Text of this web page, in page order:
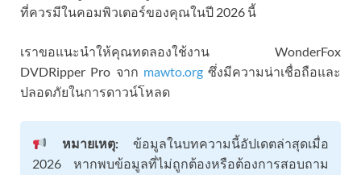
ที่ควรมีในคอมพิวเตอร์ของคุณในปี 2026 นี้
เราขอแนะนำให้คุณทดลองใช้งาน WonderFox
DVDRipper Pro จาก mawto.orgซึ่งมีความน่าเชื่อถือและ
ปลอดภัยในการดาวน์โหลด
หมายเหตุ:ข้อมูลในบทความนี้อัปเดตล่าสุดเมื่อ
2026 หากพบข้อมูลที่ไม่ถูกต้องหรือต้องการสอบถาม